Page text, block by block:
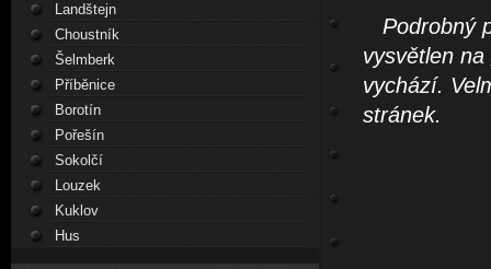
Landštejn
Choustník
Šelmberk
Příběnice
Borotín
Pořešín
Sokolčí
Louzek
Kuklov
Hus
Podrobný
vysvětlen na
vychází.
stránek.